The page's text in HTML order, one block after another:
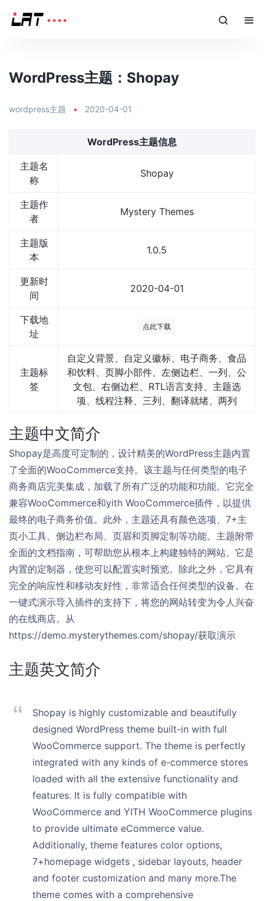
WordPress主题：Shopay
wordpress主题 • 2020-04-01
WordPress主题信息
主题名
称
Shopay
主题作
者
Mystery Themes
主题版
本
1.0.5
更新时
间
2020-04-01
下载地
址
点此下载
主题标
签
自定义背景、自定义徽标、电子商务、食品
和饮料、页脚小部件、左侧边栏、一列、公
文包、右侧边栏、RTL语言支持、主题选
项、线程注释、三列、翻译就绪、两列
主题中文简介
Shopay是高度可定制的，设计精美的WordPress主题内置
了全面的WooCommerce支持。该主题与任何类型的电子
商务商店完美集成，加载了所有广泛的功能和功能。它完全
兼容WooCommerce和yith WooCommerce插件，以提供
最终的电子商务价值。此外，主题还具有颜色选项、7+主
页小工具、侧边栏布局、页眉和页脚定制等功能。主题附带
全面的文档指南，可帮助您从根本上构建独特的网站。它是
内置的定制器，使您可以配置实时预览。除此之外，它具有
完全的响应性和移动友好性，非常适合任何类型的设备。在
一键式演示导入插件的支持下，将您的网站转变为令人兴奋
的在线商店。从
https://demo.mysterythemes.com/shopay/获取演示
主题英文简介
Shopay is highly customizable and beautifully
designed WordPress theme built-in with full
WooCommerce support. The theme is perfectly
integrated with any kinds of e-commerce stores
loaded with all the extensive functionality and
features. It is fully compatible with
WooCommerce and YITH WooCommerce plugins
to provide ultimate eCommerce value.
Additionally, theme features color options,
7+homepage widgets , sidebar layouts, header
and footer customization and many more.The
theme comes with a comprehensive